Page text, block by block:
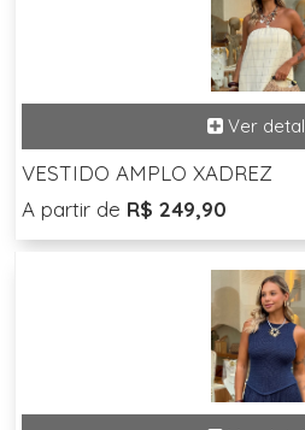
VESTIDO AMPLO XADREZ
A partir de R$ 249,90